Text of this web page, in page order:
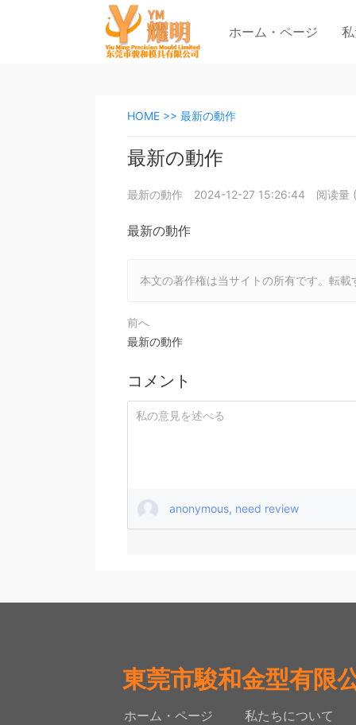
ホーム・ページ
HOME >> 最新の動作
最新の動作
最新の動作 2024-12-27 15:26:44 阅读量 (
最新の動作
本文の著作権は当サイトの所有です。転
前へ
最新の動作
コメント
anonymous, need review
東莞市駿和金型有限
ホーム・ページ 私たちについて